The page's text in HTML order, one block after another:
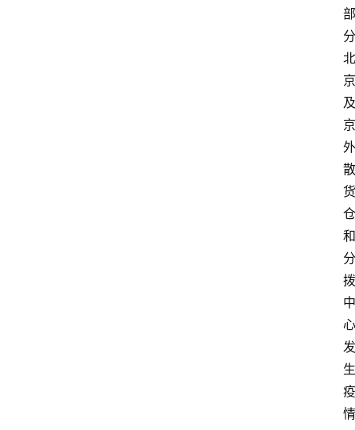
部
分
北
京
及
京
外
散
货
仓
和
分
拨
中
心
发
生
疫
情